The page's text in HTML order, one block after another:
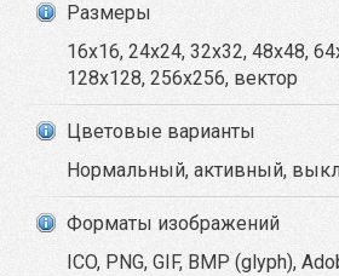
Размеры
16x16, 24x24, 32x32, 48x48,
128x128, 256x256, вектор
Цветовые варианты
Нормальный, активный,
Форматы изображений
ICO, PNG, GIF, BMP (glyph),